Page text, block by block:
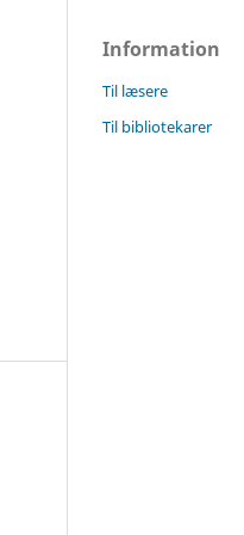
Information
Til læsere
Til bibliotekarer